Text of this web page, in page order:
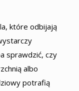
które odbijają
sprawdzić, czy
albo
potrafią